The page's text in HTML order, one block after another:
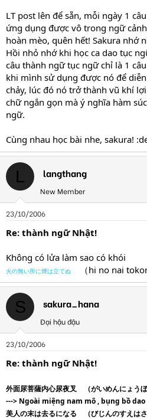
LT post lên để sẵn, mỗi ngày 1
ứng dụng được vô trong ngữ
hoàn mèo, quên hết! Sakura nhớ
Hồi nhỏ nhớ khi học ca dao tục
câu thành ngữ tục ngữ chỉ là 1
khi mình sử dụng được nó để
chảy, lúc đó nó trở thành vũ khí
chữ ngắn gọn mà ý nghĩa hàm
ngữ.
Cùng nhau học bài nhe, sakura!
L langthang
New Member
23/10/2006
Re: thành ngữ Nhật!
Không có lửa làm sao có khói
火の無い所に煙は立てぬ （hi no nai
S sakura_hana
Đại hậu đậu
23/10/2006
Re: thành ngữ Nhật!
外面尿菩薩内心尿夜叉 （がいめんにょう
---> Ngoài miệng nam mô , bụng bồ
美人の末は去るになる （びじんのすえは